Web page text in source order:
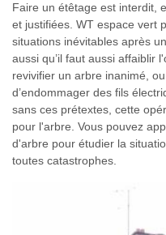
Faire un étêtage est interdit,
et justifiées. WT espace vert
situations inévitables après
aussi qu’il faut aussi affaiblir
revivifier un arbre inanimé,
d’endommager des fils
sans ces prétextes, cette
pour l'arbre. Vous pouvez
d'arbre pour étudier la
toutes catastrophes.